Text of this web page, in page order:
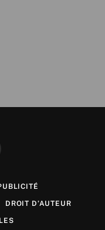
DROIT D’AUTEUR